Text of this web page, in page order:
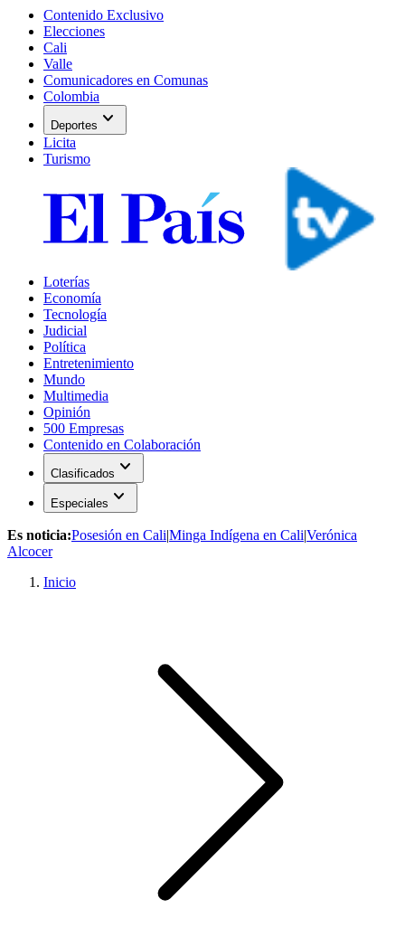
Contenido Exclusivo
Elecciones
Cali
Valle
Comunicadores en Comunas
Colombia
Deportes expand_more
Licita
Turismo
Loterías
Economía
Tecnología
Judicial
Política
Entretenimiento
Mundo
Multimedia
Opinión
500 Empresas
Contenido en Colaboración
Clasificados expand_more
Especiales expand_more
Es noticia:Posesión en Cali|Minga Indígena en Cali|Verónica
Alcocer
Inicio